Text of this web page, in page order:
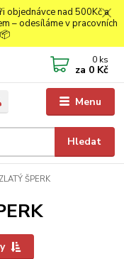
objednávce nad 500Kč a
– odesíláme v pracovních
Menu
Hledat
0 ks
za 0 Kč
ŠPERK